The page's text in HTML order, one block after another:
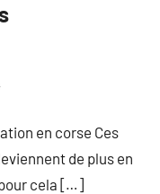
en corse Ces
de plus en
pour cela […]